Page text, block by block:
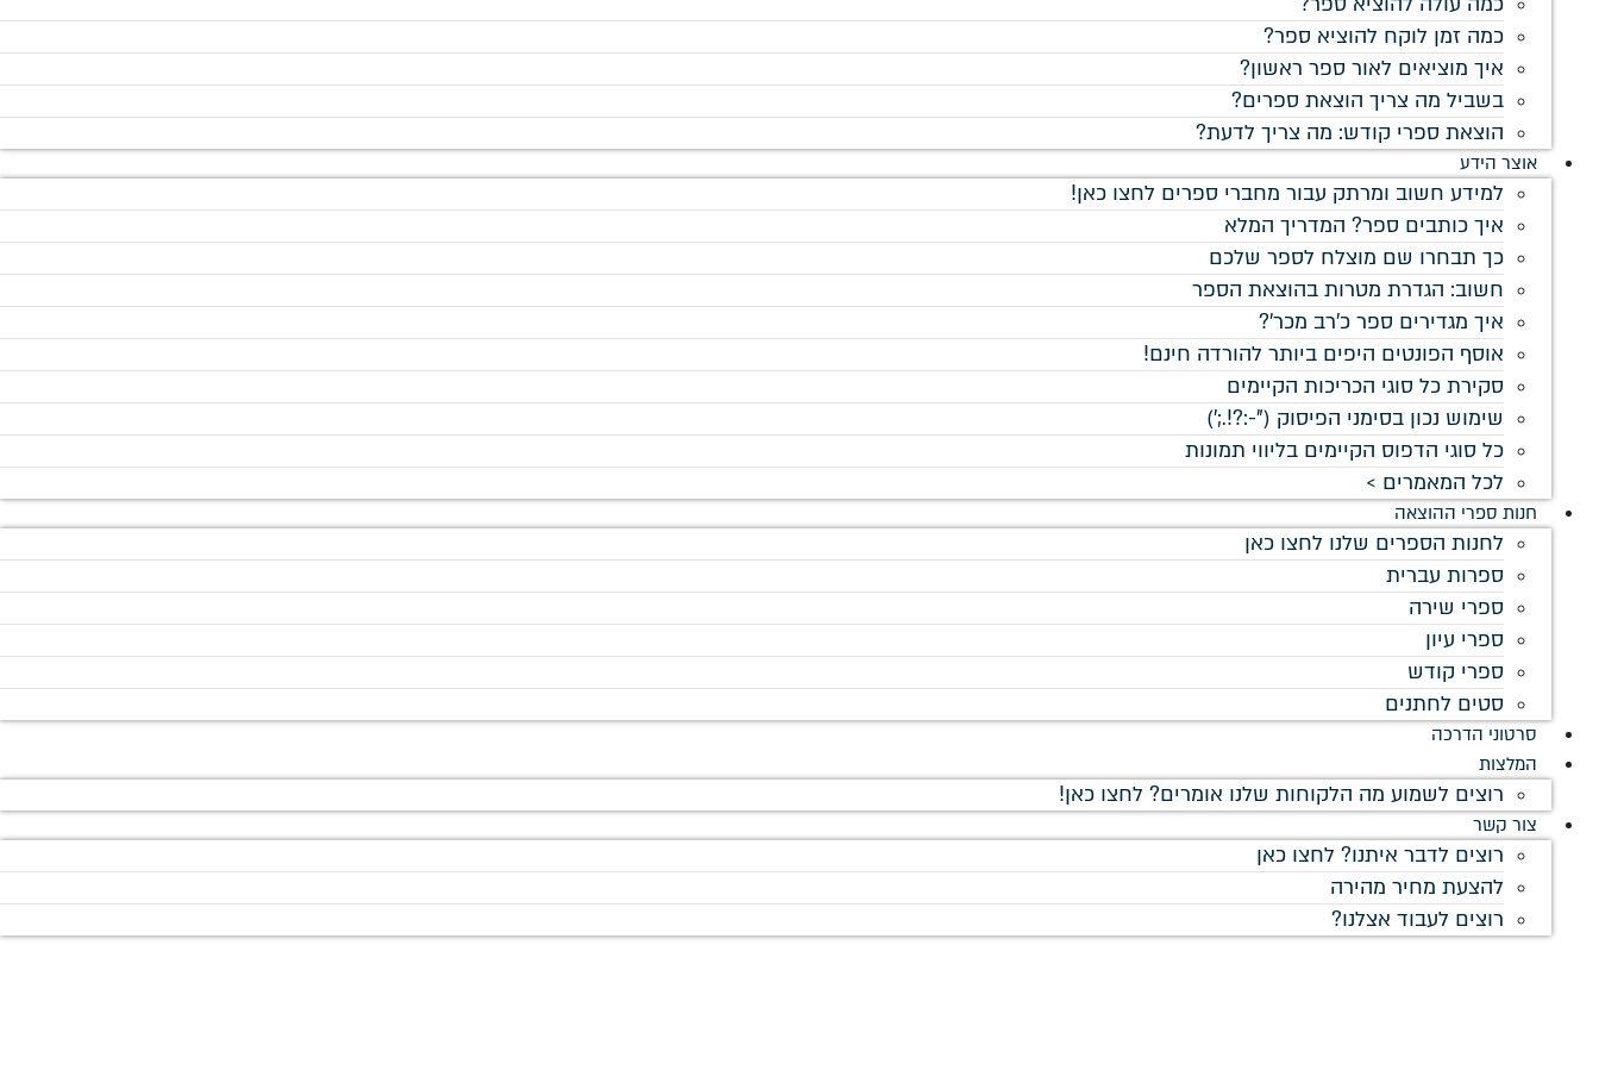
כמה זמן לוקח להוציא ספר?
איך מוציאים לאור ספר ראשון?
בשביל מה צריך הוצאת ספרים?
הוצאת ספרי קודש: מה צריך לדעת?
אוצר הידע
למידע חשוב ומרתק עבור מחברי ספרים לחצו כאן!
איך כותבים ספר? המדריך המלא
כך תבחרו שם מוצלח לספר שלכם
חשוב: הגדרת מטרות בהוצאת הספר
איך מגדירים ספר כ'רב מכר'?
אוסף הפונטים היפים ביותר להורדה חינם!
סקירת כל סוגי הכריכות הקיימים
שימוש נכון בסימני הפיסוק ("-:?!.;')
כל סוגי הדפוס הקיימים בליווי תמונות
לכל המאמרים >
חנות ספרי ההוצאה
לחנות הספרים שלנו לחצו כאן
ספרות עברית
ספרי שירה
ספרי עיון
ספרי קודש
סטים לחתנים
סרטוני הדרכה
המלצות
רוצים לשמוע מה הלקוחות שלנו אומרים? לחצו כאן!
צור קשר
רוצים לדבר איתנו? לחצו כאן
להצעת מחיר מהירה
רוצים לעבוד אצלנו?